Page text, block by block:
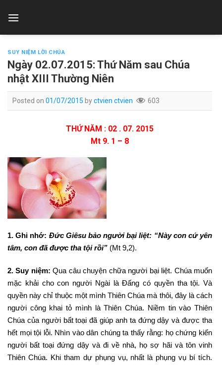
SUY NIỆM LỜI CHÚA
Ngày 02.07.2015: Thứ Năm sau Chúa
nhật XIII Thường Niên
Posted on 01/07/2015 byctvien ctvien 603
THỨ NĂM : 02 . 07. 2015
Mt 9. 1 – 8
1. Ghi nhớ: Đức Giêsu bảo người bại liệt: “Này con cứ yên
tâm, con đã được tha tội rồi” (Mt 9,2).
2. Suy niệm: Qua câu chuyện chữa người bại liệt. Chúa muốn
mặc khải cho con người Ngài là Đấng có quyền tha tội. Và
quyền này chỉ thuộc một mình Thiên Chúa mà thôi, đây là cách
người công khai tỏ mình là Thiên Chúa. Niềm tin vào Thiên
Chúa của người bất toại đã giúp anh ta đứng dậy và được tha
hết mọi tội lỗi. Nhìn vào dân chúng ta thấy rằng: họ chứng kiến
người bất toại đứng dậy và đi về nhà, họ sợ hãi và tôn vinh
Thiên Chúa. Khi tham dự phụng vụ, nhất là phụng vụ bí tích.